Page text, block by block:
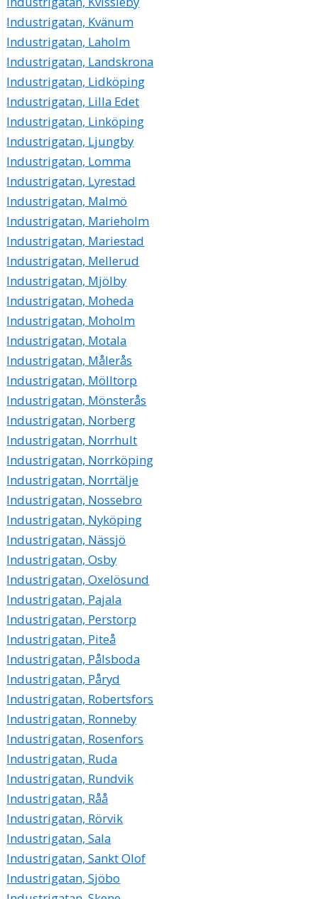
Industrigatan, Kvänum
Industrigatan, Laholm
Industrigatan, Landskrona
Industrigatan, Lidköping
Industrigatan, Lilla Edet
Industrigatan, Linköping
Industrigatan, Ljungby
Industrigatan, Lomma
Industrigatan, Lyrestad
Industrigatan, Malmö
Industrigatan, Marieholm
Industrigatan, Mariestad
Industrigatan, Mellerud
Industrigatan, Mjölby
Industrigatan, Moheda
Industrigatan, Moholm
Industrigatan, Motala
Industrigatan, Målerås
Industrigatan, Mölltorp
Industrigatan, Mönsterås
Industrigatan, Norberg
Industrigatan, Norrhult
Industrigatan, Norrköping
Industrigatan, Norrtälje
Industrigatan, Nossebro
Industrigatan, Nyköping
Industrigatan, Nässjö
Industrigatan, Osby
Industrigatan, Oxelösund
Industrigatan, Pajala
Industrigatan, Perstorp
Industrigatan, Piteå
Industrigatan, Pålsboda
Industrigatan, Påryd
Industrigatan, Robertsfors
Industrigatan, Ronneby
Industrigatan, Rosenfors
Industrigatan, Ruda
Industrigatan, Rundvik
Industrigatan, Råå
Industrigatan, Rörvik
Industrigatan, Sala
Industrigatan, Sankt Olof
Industrigatan, Sjöbo